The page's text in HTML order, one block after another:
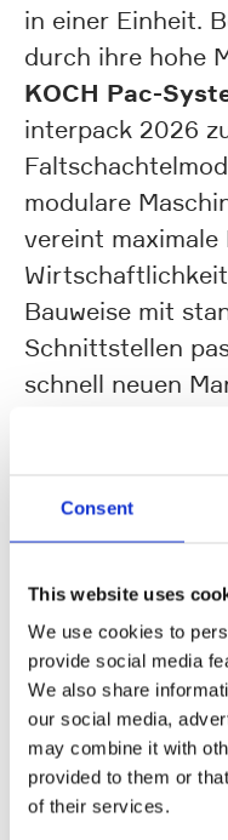
Consent
This website uses
We use cookies to
provide social media
We also share
our social media,
may combine it with
provided to them or
of their services.
in einer Einheit.
durch ihre hohe
KOCH Pac-
interpack 2026
modulare
vereint
Bauweise mit
Schnittstellen
schnell neuen
dem neuen
KOCH Pac-
Bedeutung
zuverlässigen
so die
PPWR ab. Das
sich durch den
prozesssichere